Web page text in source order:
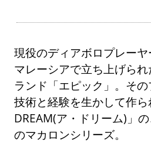
現役のディアボロプレー
マレーシアで立ち上げら
ランド「エピック」。そ
技術と経験を生かして作
DREAM(ア・ドリーム)」
のマカロンシリーズ。